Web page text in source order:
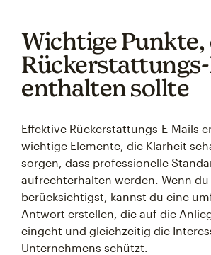
Wichtige Punkte,
enthalten sollte
Effektive Rückerstattungs-E-Mails
wichtige Elemente, die Klarheit
sorgen, dass professionelle
aufrechterhalten werden. Wenn du
berücksichtigst, kannst du eine
Antwort erstellen, die auf die
eingeht und gleichzeitig die
Unternehmens schützt.